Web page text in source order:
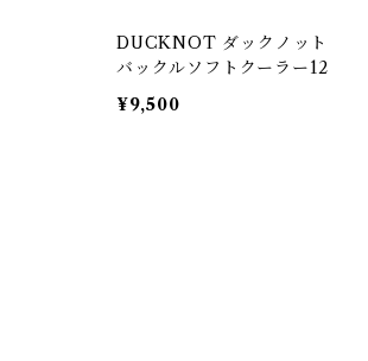
DUCKNOT ダックノット
バックルソフトクーラー12
¥9,500